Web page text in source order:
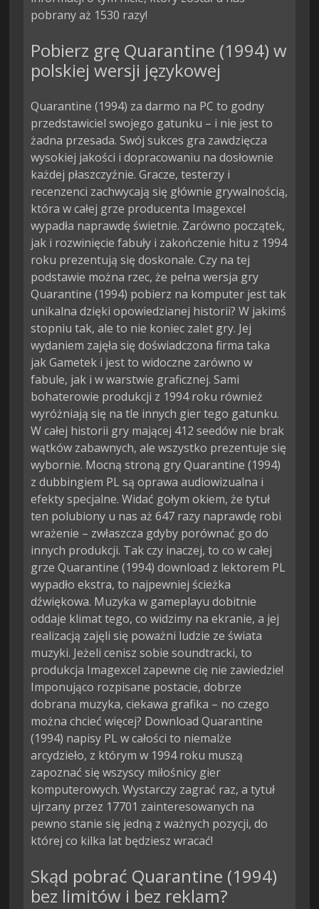
pobrany aż 1530 razy!
Pobierz grę Quarantine (1994) w
polskiej wersji językowej
Quarantine (1994) za darmo na PC to godny
przedstawiciel swojego gatunku – i nie jest to
żadna przesada. Swój sukces gra zawdzięcza
wysokiej jakości i dopracowaniu na dosłownie
każdej płaszczyźnie. Gracze, testerzy i
recenzenci zachwycają się głównie grywalnością,
która w całej grze producenta Imagexcel
wypadła naprawdę świetnie. Zarówno początek,
jak i rozwinięcie fabuły i zakończenie hitu z 1994
roku prezentują się doskonale. Czy na tej
podstawie można rzec, że pełna wersja gry
Quarantine (1994) pobierz na komputer jest tak
unikalna dzięki opowiedzianej historii? W jakimś
stopniu tak, ale to nie koniec zalet gry. Jej
wydaniem zajęła się doświadczona firma taka
jak Gametek i jest to widoczne zarówno w
fabule, jak i w warstwie graficznej. Sami
bohaterowie produkcji z 1994 roku również
wyróżniają się na tle innych gier tego gatunku.
W całej historii gry mającej 412 seedów nie brak
wątków zabawnych, ale wszystko prezentuje się
wybornie. Mocną stroną gry Quarantine (1994)
z dubbingiem PL są oprawa audiowizualna i
efekty specjalne. Widać gołym okiem, że tytuł
ten polubiony u nas aż 647 razy naprawdę robi
wrażenie – zwłaszcza gdyby porównać go do
innych produkcji. Tak czy inaczej, to co w całej
grze Quarantine (1994) download z lektorem PL
wypadło ekstra, to najpewniej ścieżka
dźwiękowa. Muzyka w gameplayu dobitnie
oddaje klimat tego, co widzimy na ekranie, a jej
realizacją zajęli się poważni ludzie ze świata
muzyki. Jeżeli cenisz sobie soundtracki, to
produkcja Imagexcel zapewne cię nie zawiedzie!
Imponująco rozpisane postacie, dobrze
dobrana muzyka, ciekawa grafika – no czego
można chcieć więcej? Download Quarantine
(1994) napisy PL w całości to niemalże
arcydzieło, z którym w 1994 roku muszą
zapoznać się wszyscy miłośnicy gier
komputerowych. Wystarczy zagrać raz, a tytuł
ujrzany przez 17701 zainteresowanych na
pewno stanie się jedną z ważnych pozycji, do
której co kilka lat będziesz wracać!
Skąd pobrać Quarantine (1994)
bez limitów i bez reklam?